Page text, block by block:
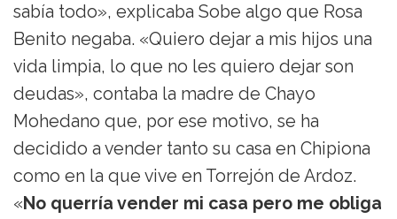
sabía todo», explicaba Sobe algo que Rosa
Benito negaba. «Quiero dejar a mis hijos una
vida limpia, lo que no les quiero dejar son
deudas», contaba la madre de Chayo
Mohedano que, por ese motivo, se ha
decidido a vender tanto su casa en Chipiona
como en la que vive en Torrejón de Ardoz.
«No querría vender mi casa pero me obliga